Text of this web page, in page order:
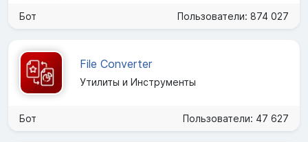
Бот Пользователи: 874 027
File Converter
Утилиты и Инструменты
Бот Пользователи: 47 627